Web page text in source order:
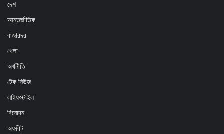
দেশ
আন্তর্জাতিক
বাজারদর
খেলা
অর্থনীতি
টেক নিউজ
লাইফস্টাইল
বিনোদন
অফবিট